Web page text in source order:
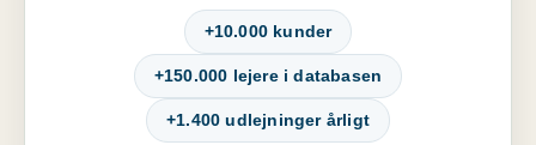
+10.000 kunder
+150.000 lejere i databasen
+1.400 udlejninger årligt